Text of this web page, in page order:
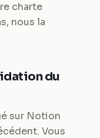
charte
nous la
du
sur Notion
Vous